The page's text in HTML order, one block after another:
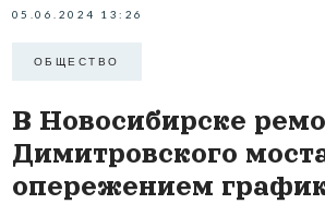
05.06.2024 13:26
ОБЩЕСТВО
В Новосибирске
Димитровского
опережением